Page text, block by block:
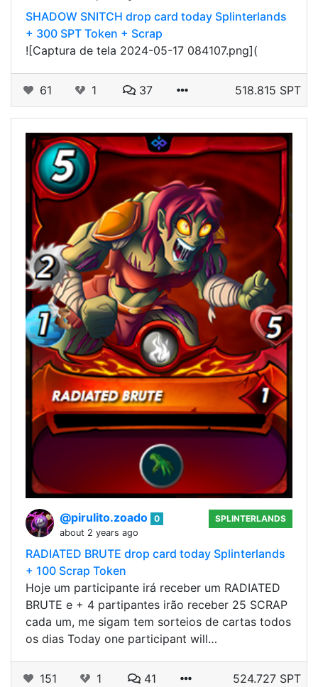
SHADOW SNITCH drop card today Splinterlands
+ 300 SPT Token + Scrap
![Captura de tela 2024-05-17 084107.png](
61 1 37 518.815 SPT
@pirulito.zoado 0
about 2 years ago
SPLINTERLANDS
RADIATED BRUTE drop card today Splinterlands
+ 100 Scrap Token
Hoje um participante irá receber um RADIATED
BRUTE e + 4 partipantes irão receber 25 SCRAP
cada um, me sigam tem sorteios de cartas todos
os dias Today one participant will…
151 1 41 524.727 SPT